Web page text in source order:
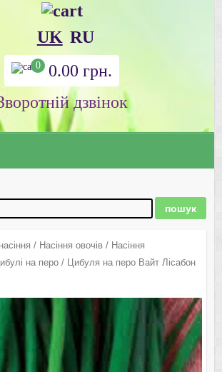
UK RU
0 0.00грн.
дзвінок
/ Насіння овочів/ Насіння
на перо/ Цибуля на перо Вайт Лісабон